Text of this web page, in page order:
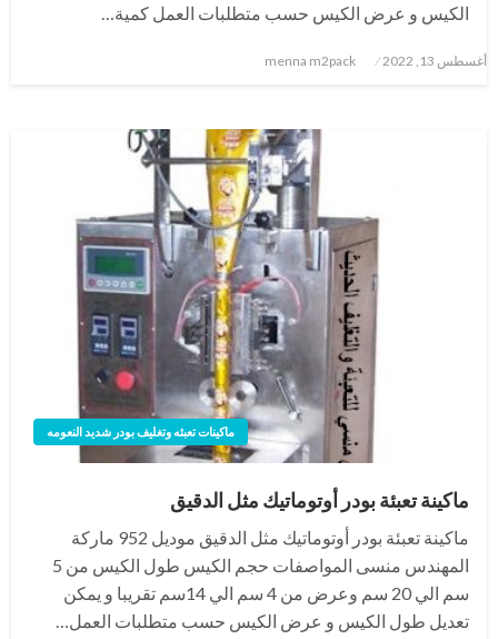
الكيس و عرض الكيس حسب متطلبات العمل كمية…
نُشر
أغسطس 13, 2022 menna m2pack
ماكينات تعبئه وتغليف بودر شديد النعومه
ماكينة تعبئة بودر أوتوماتيك مثل الدقيق
ماكينة تعبئة بودر أوتوماتيك مثل الدقيق موديل 952 ماركة
المهندس منسى المواصفات حجم الكيس طول الكيس من 5
سم الي 20 سم وعرض من 4 سم الي 14سم تقريبا و يمكن
تعديل طول الكيس و عرض الكيس حسب متطلبات العمل…